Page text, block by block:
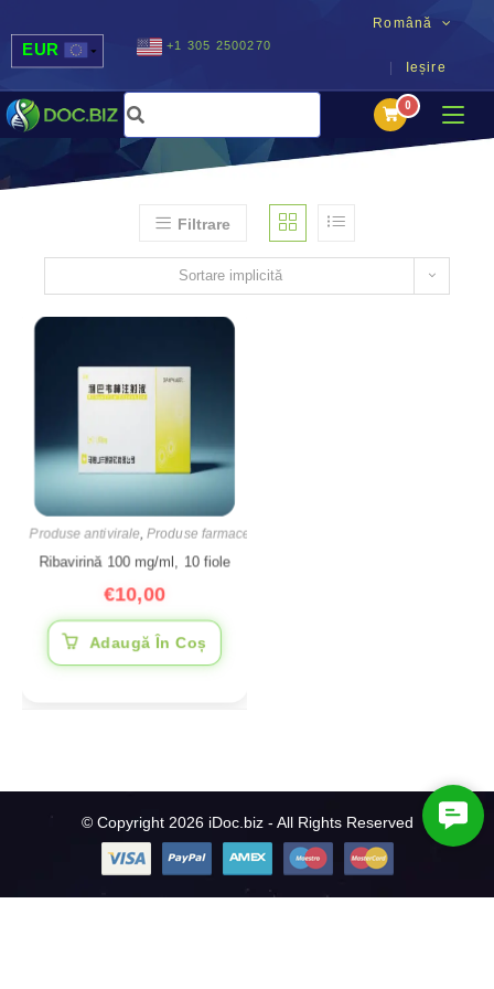
Română
Ieșire
EUR
UAH
MDL
+1 305 2500270
Filtrare
Sortare implicită
Produse antivirale,Produse farmaceutice
Ribavirină 100 mg/ml, 10 fiole
€10,00
Adaugă În Coș
© Copyright 2026 iDoc.biz - All Rights Reserved
C
o